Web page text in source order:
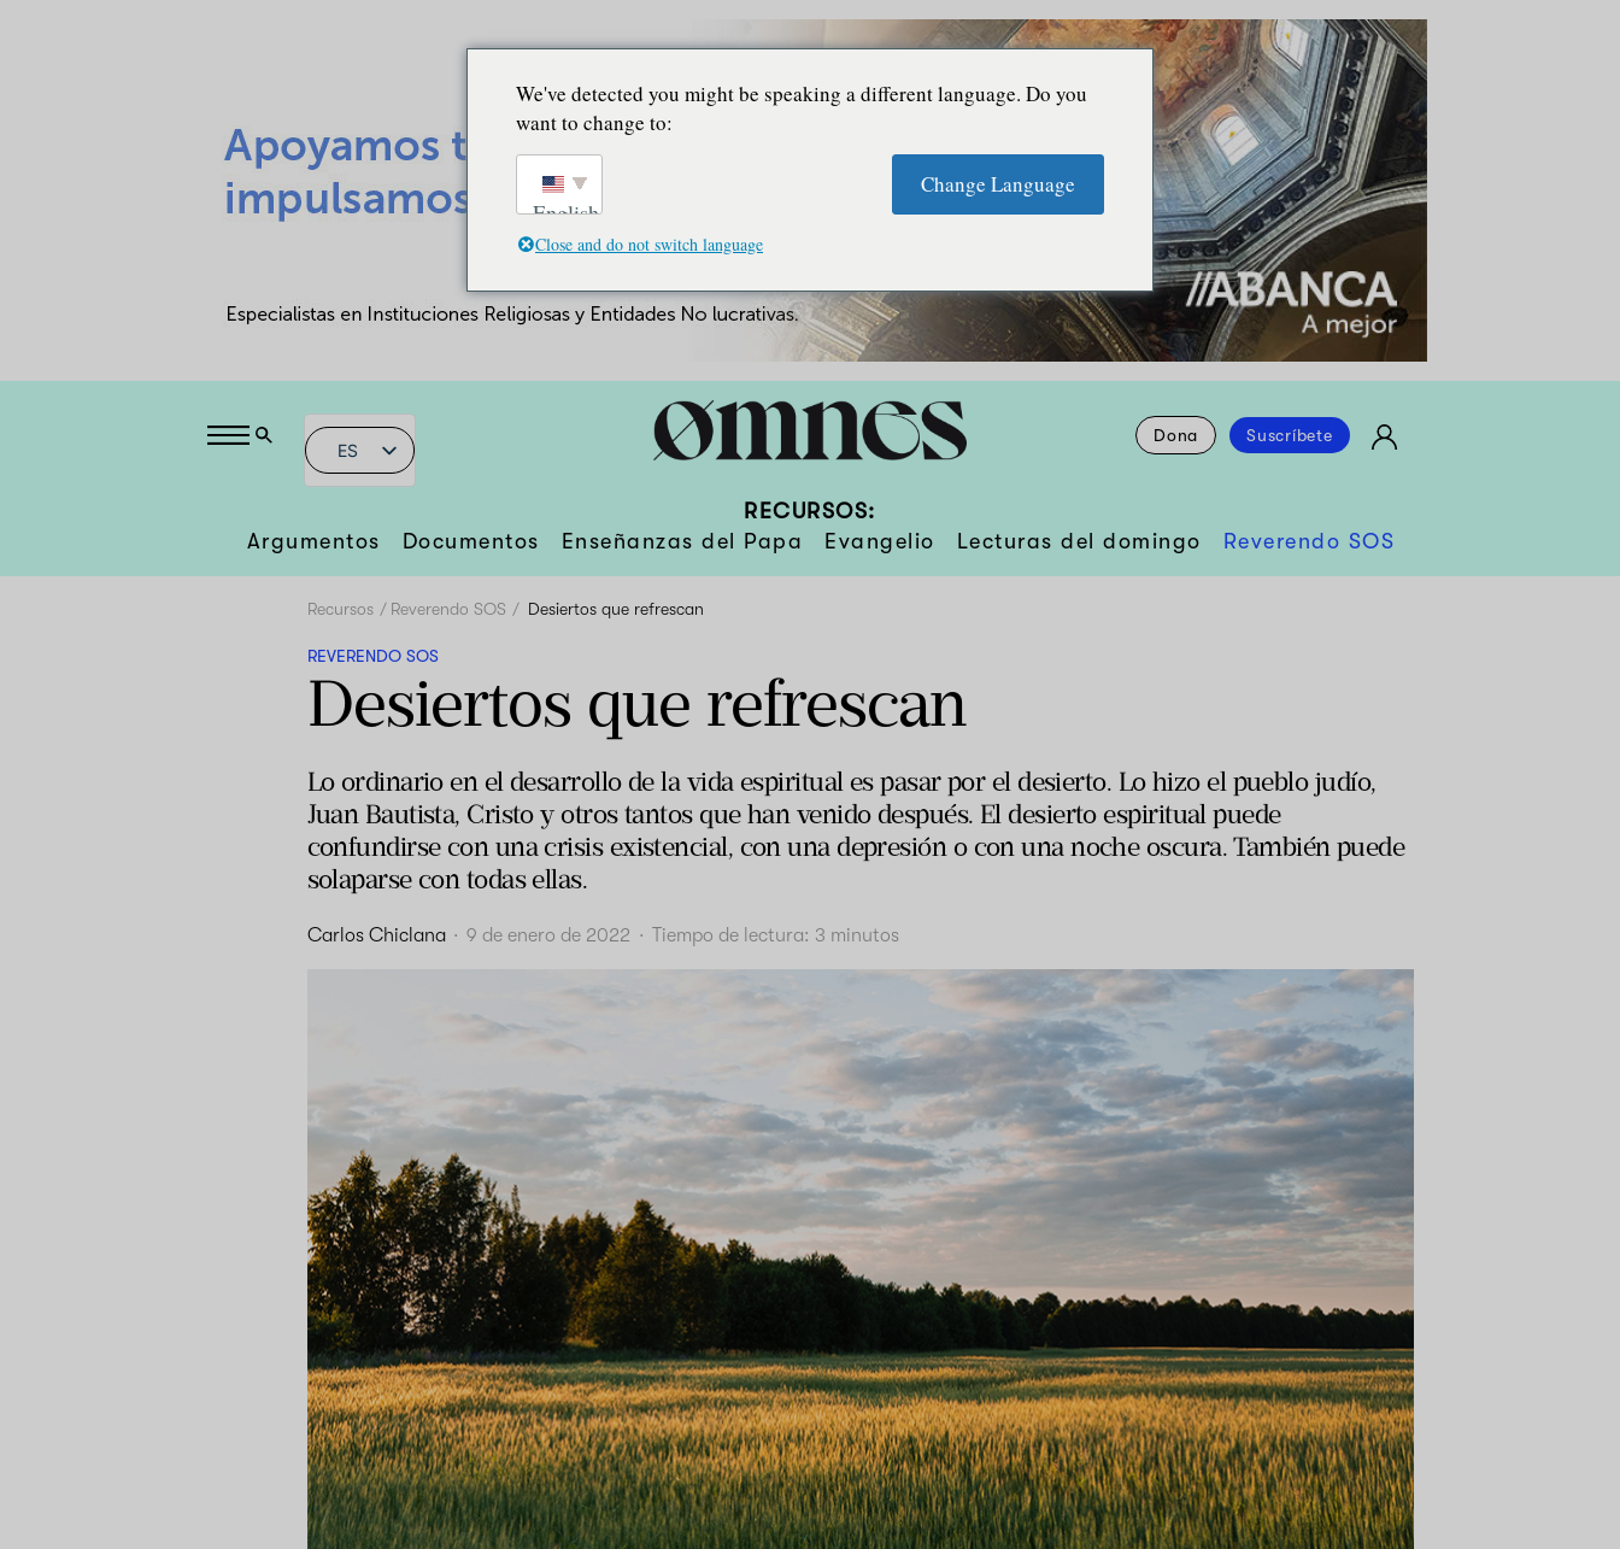
ES
Dona Suscríbete
RECURSOS:
Argumentos
Documentos Enseñanzas del Papa Evangelio Lecturas del domingo Reverendo SOS
Recursos Reverendo SOS Desiertos que refrescan
REVERENDO SOS
Desiertos que refrescan
Lo ordinario en el desarrollo de la vida espiritual es pasar por el desierto. Lo hizo el pueblo judío,
Juan Bautista, Cristo y otros tantos que han venido después. El desierto espiritual puede
confundirse con una crisis existencial, con una depresión o con una noche oscura. También puede
solaparse con todas ellas.
Carlos Chiclana · 9 de enero de 2022 · Tiempo de lectura: 3 minutos
We've detected you might be speaking a different language. Do you
want to change to:
English
Change Language
Close and do not switch language